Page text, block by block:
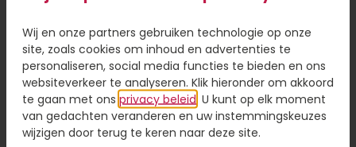
Kaartje toevoegen
Voeg een kaart toe met jouw persoonlijke tekst
1,95
Wij en onze partners gebruiken technologie op onze
site, zoals cookies om inhoud en advertenties te
personaliseren, social media functies te bieden en ons
websiteverkeer te analyseren. Klik hieronder om akkoord
te gaan met ons privacy beleid . U kunt op elk moment
van gedachten veranderen en uw instemmingskeuzes
wijzigen door terug te keren naar deze site.